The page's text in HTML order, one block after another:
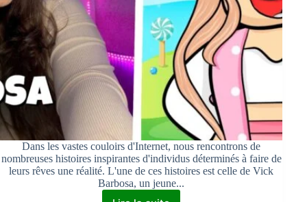
Dans les vastes couloirs d'Internet, nous rencontrons de
nombreuses histoires inspirantes d'individus déterminés à faire de
leurs rêves une réalité. L'une de ces histoires est celle de Vick
Barbosa, un jeune...